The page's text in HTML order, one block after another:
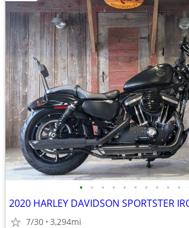
• • • • • • • • • •
2020 HARLEY DAVIDSON SPORTSTER
7/30 3,294mi